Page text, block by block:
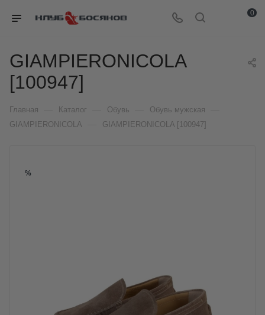
0
GIAMPIERONICOLA
[100947]
Главная Каталог Обувь Обувь мужская
GIAMPIERONICOLA GIAMPIERONICOLA [100947]
%